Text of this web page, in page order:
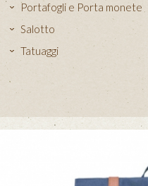
Portafogli e Porta monete
Salotto
Tatuaggi